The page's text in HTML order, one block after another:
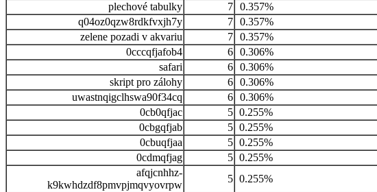
plechové tabulky
7 0.357%
q04oz0qzw8rdkfvxjh7y
7 0.357%
zelene pozadi v akvariu
7 0.357%
0cccqfjafob4
6 0.306%
safari
6 0.306%
skript pro zálohy
6 0.306%
uwastnqigclhswa90f34cq
6 0.306%
0cb0qfjac
5 0.255%
0cbgqfjab
5 0.255%
0cbuqfjaa
5 0.255%
0cdmqfjag
5 0.255%
afqjcnhhz-
k9kwhdzdf8pmvpjmqvyovrpw
5 0.255%